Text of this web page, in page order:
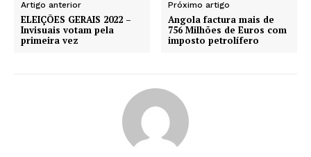
Artigo anterior
ELEIÇÕES GERAIS 2022 –
Invisuais votam pela
primeira vez
Próximo artigo
Angola factura mais de
756 Milhões de Euros com
imposto petrolífero